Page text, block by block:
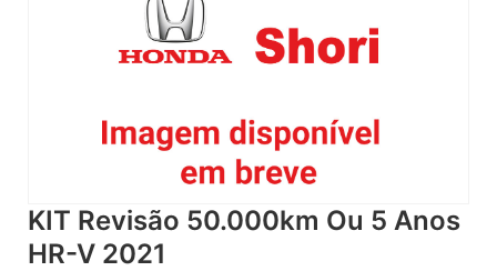
KIT Revisão 50.000km Ou 5 Anos
HR-V 2021